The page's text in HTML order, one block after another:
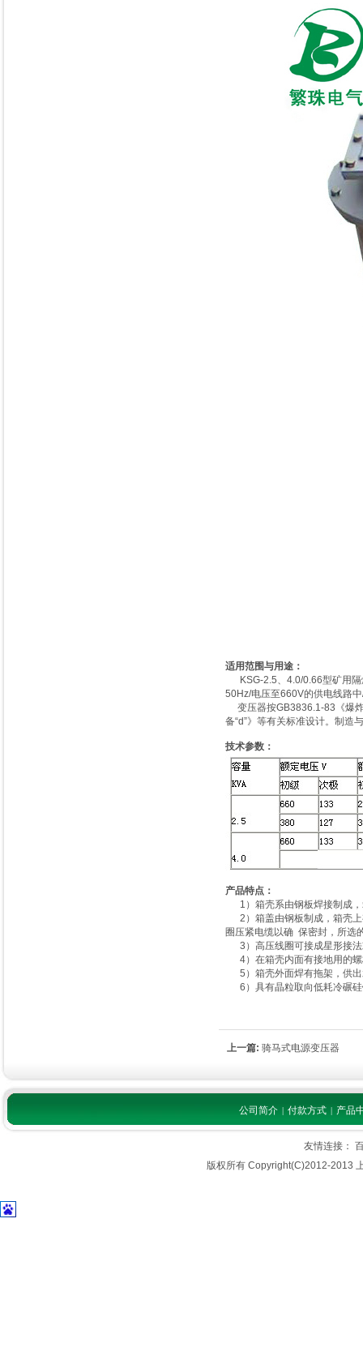
适用范围与用途：
KSG-2.5、4.0/0.66型矿用隔
50Hz/电压至660V的供电线路
变压器按GB3836.1-83《爆
备“d”》等有关标准设计。制造
技术参数：
产品特点：
1）箱壳系由钢板焊接制成，
2）箱盖由钢板制成，箱壳上
圈压紧电缆以确 保密封，所选
3）高压线圈可接成星形接法
4）在箱壳内面有接地用的螺
5）箱壳外面焊有拖架，供出
6）具有晶粒取向低耗冷碾硅
上一篇: 骑马式电源变压器
公司简介 | 付款方式 | 产品
友情连接：
版权所有 Copyright(C)2012-2013